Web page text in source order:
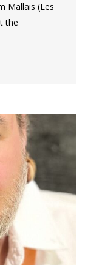
Mallais (Les
the